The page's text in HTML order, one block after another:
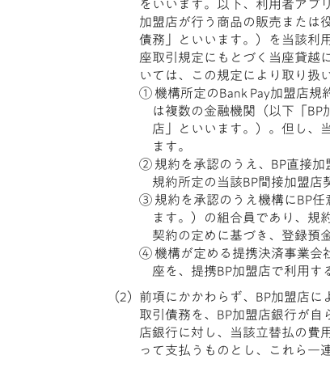
をいいます。以下、利用者アプ
加盟店が行う商品の販売または
債務」といいます。）を当該利
座取引規定にもとづく当座貸越
いては、この規定により取り扱
① 機構所定のBank Pay加盟店規
は複数の金融機関（以下「BP
店」といいます。）。但し、
ます。
② 規約を承認のうえ、BP直接加
規約所定の当該BP間接加盟店
③ 規約を承認のうえ機構にBP任
ます。）の組合員であり、規
契約の定めに基づき、登録預
④ 機構が定める提携決済事業会
座を、提携BP加盟店で利用す
前項にかかわらず、BP加盟店
取引債務を、BP加盟店銀行が自
店銀行に対し、当該立替払の費
って支払うものとし、これら一